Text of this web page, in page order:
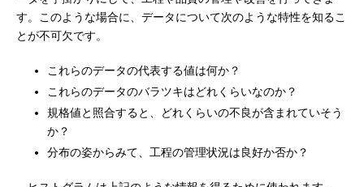
す。このような場合に、データについて次のような特性を知るこ
とが不可欠です。
これらのデータの代表する値は何か？
これらのデータのバラツキはどれくらいなのか？
規格値と照合すると、どれくらいの不良が含まれていそう
か？
分布の姿からみて、工程の管理状況は良好か否か？